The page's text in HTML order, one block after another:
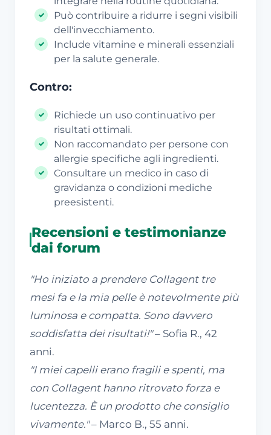
Può contribuire a ridurre i segni visibili
dell'invecchiamento.
Include vitamine e minerali essenziali
per la salute generale.
Contro:
Richiede un uso continuativo per
risultati ottimali.
Non raccomandato per persone con
allergie specifiche agli ingredienti.
Consultare un medico in caso di
gravidanza o condizioni mediche
preesistenti.
Recensioni e testimonianze
dai forum
"Ho iniziato a prendere Collagent tre
mesi fa e la mia pelle è notevolmente più
luminosa e compatta. Sono davvero
soddisfatta dei risultati!"– Sofia R., 42
anni.
"I miei capelli erano fragili e spenti, ma
con Collagent hanno ritrovato forza e
lucentezza. È un prodotto che consiglio
vivamente."– Marco B., 55 anni.